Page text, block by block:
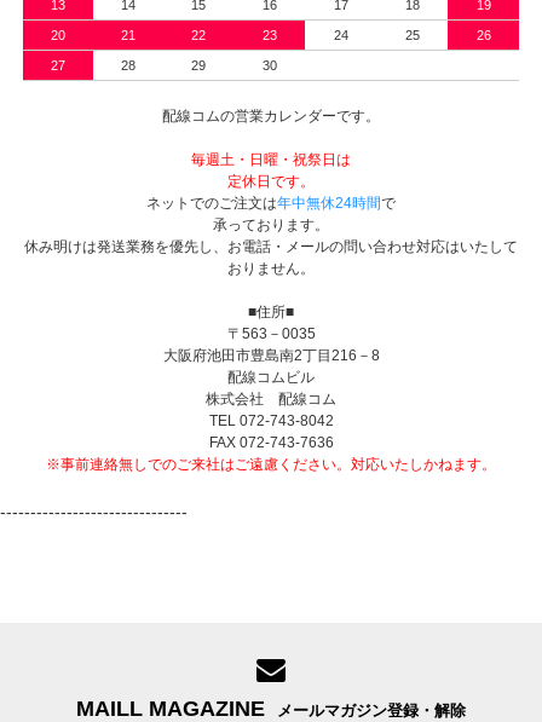
13 14 15 16 17 18 19
20 21 22 23 24 25 26
27 28 29 30
配線コムの営業カレンダーです。
毎週土・日曜・祝祭日は
定休日です。
ネットでのご注文は年中無休24時間で
承っております。
休み明けは発送業務を優先し、お電話・メールの問い合わせ対応はいたして
おりません。
■住所■
〒563－0035
大阪府池田市豊島南2丁目216－8
配線コムビル
株式会社 配線コム
TEL 072-743-8042
FAX 072-743-7636
※事前連絡無しでのご来社はご遠慮ください。対応いたしかねます。
-------------------------------
MAILL MAGAZINE メールマガジン登録・解除